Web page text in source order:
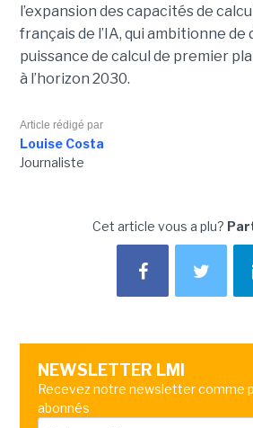
l’expansion des capacités de
français de l’IA, qui ambitionne de
puissance de calcul de premier
à l’horizon 2030.
Article rédigé par
Louise Costa
Journaliste
Cet article vous a plu?
NEWSLETTER LMI
Recevez notre newsletter comme
abonnés